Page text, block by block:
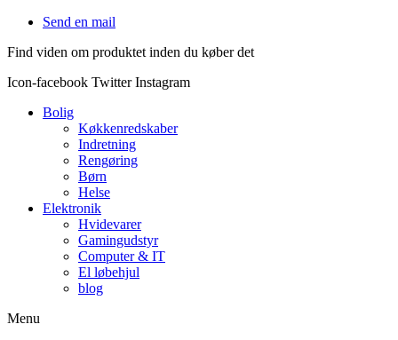
Videre
indhold
Send en mail
Find viden om produktet inden du køber det
Icon-facebook Twitter Instagram
Bolig
Køkkenredskaber
Indretning
Rengøring
Børn
Helse
Elektronik
Hvidevarer
Gamingudstyr
Computer & IT
El løbehjul
blog
Menu